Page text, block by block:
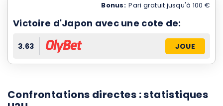
Bonus: Pari gratuit jusqu'à 100 €
Victoire d'Japon avec une cote de:
3.63 JOUE
Confrontations directes : statistiques